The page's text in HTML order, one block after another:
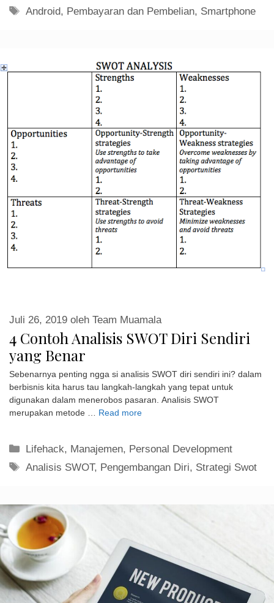
Tag
Android, Pembayaran dan Pembelian, Smartphone
4 Contoh Analisis SWOT Diri Sendiri
yang Benar
Juli 26, 2019 oleh Team Muamala
Sebenarnya penting ngga si analisis SWOT diri sendiri ini? dalam
berbisnis kita harus tau langkah-langkah yang tepat untuk
digunakan dalam menerobos pasaran. Analisis SWOT
merupakan metode …
Read more
Kategori
Lifehack, Manajemen, Personal Development
Tag
Analisis SWOT, Pengembangan Diri, Strategi Swot